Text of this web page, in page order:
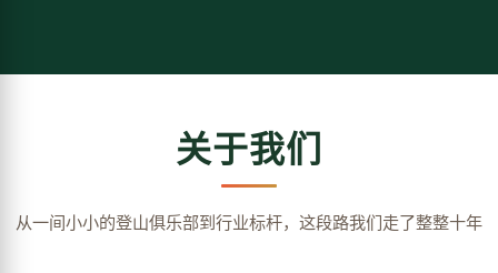
关于我们
从一间小小的登山俱乐部到行业标杆，这段路我们走了整整十年